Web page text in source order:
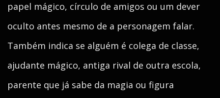
papel mágico, círculo de amigos ou um dever
oculto antes mesmo de a personagem falar.
Também indica se alguém é colega de classe,
ajudante mágico, antiga rival de outra escola,
parente que já sabe da magia ou figura